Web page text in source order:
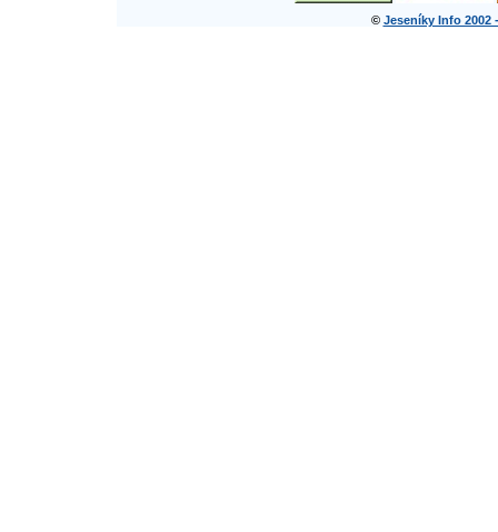
© Jeseníky Info 2002